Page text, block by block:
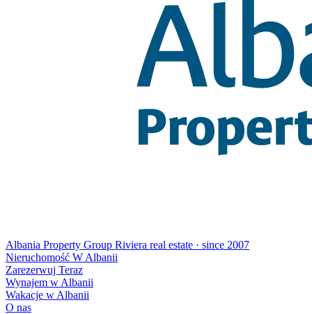
Albania Property Group Riviera real estate · since 2007
Nieruchomość W Albanii
Zarezerwuj Teraz
Wynajem w Albanii
Wakacje w Albanii
O nas